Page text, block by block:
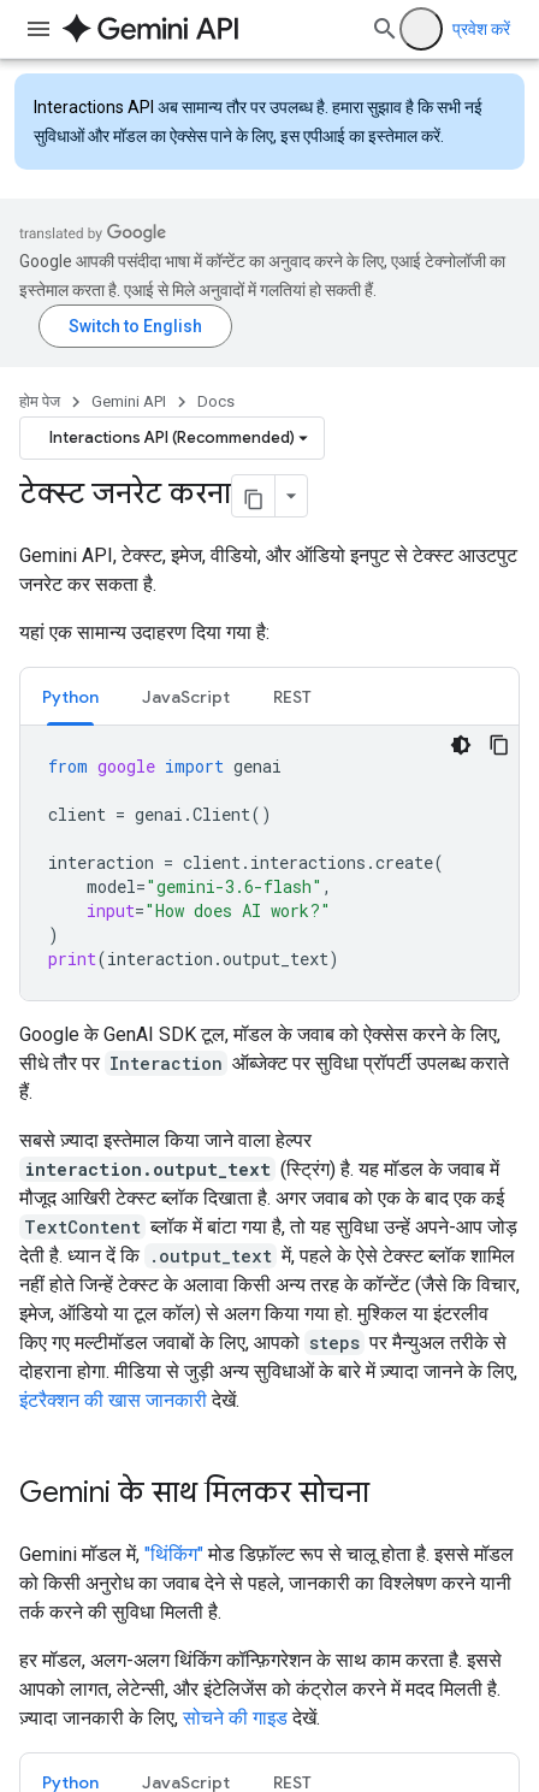
प्रवेश करें
Interactions API अब सामान्य तौर पर उपलब्ध है. हमारा सुझाव है कि सभी नई
सुविधाओं और मॉडल का ऐक्सेस पाने के लिए, इस एपीआई का इस्तेमाल करें.
Google आपकी पसंदीदा भाषा में कॉन्टेंट का अनुवाद करने के लिए, एआई टेक्नोलॉजी का
इस्तेमाल करता है. एआई से मिले अनुवादों में गलतियां हो सकती हैं.
होम पेज Gemini API Docs
Interactions API (Recommended)
टेक्स्ट जनरेट करना
Gemini API, टेक्स्ट, इमेज, वीडियो, और ऑडियो इनपुट से टेक्स्ट आउटपुट
जनरेट कर सकता है.
यहां एक सामान्य उदाहरण दिया गया है:
Python JavaScript REST
from google import genai
client = genai .Client()
interaction = client. interactions .create(
model="gemini-3.6-flash" ,
input="How does AI work?"
)
print(interaction .output_text)
Google के GenAI SDK टूल, मॉडल के जवाब को ऐक्सेस करने के लिए,
सीधे तौर पर Interaction ऑब्जेक्ट पर सुविधा प्रॉपर्टी उपलब्ध कराते
हैं.
सबसे ज़्यादा इस्तेमाल किया जाने वाला हेल्पर
interaction.output_text (स्ट्रिंग) है. यह मॉडल के जवाब में
मौजूद आखिरी टेक्स्ट ब्लॉक दिखाता है. अगर जवाब को एक के बाद एक कई
TextContent ब्लॉक में बांटा गया है, तो यह सुविधा उन्हें अपने-आप जोड़
देती है. ध्यान दें कि .output_text में, पहले के ऐसे टेक्स्ट ब्लॉक शामिल
नहीं होते जिन्हें टेक्स्ट के अलावा किसी अन्य तरह के कॉन्टेंट (जैसे कि विचार,
इमेज, ऑडियो या टूल कॉल) से अलग किया गया हो. मुश्किल या इंटरलीव
किए गए मल्टीमॉडल जवाबों के लिए, आपको steps पर मैन्युअल तरीके से
दोहराना होगा. मीडिया से जुड़ी अन्य सुविधाओं के बारे में ज़्यादा जानने के लिए,
इंटरैक्शन की खास जानकारीदेखें.
Gemini के साथ मिलकर सोचना
Gemini मॉडल में, "थिंकिंग"मोड डिफ़ॉल्ट रूप से चालू होता है. इससे मॉडल
को किसी अनुरोध का जवाब देने से पहले, जानकारी का विश्लेषण करने यानी
तर्क करने की सुविधा मिलती है.
हर मॉडल, अलग-अलग थिंकिंग कॉन्फ़िगरेशन के साथ काम करता है. इससे
आपको लागत, लेटेन्सी, और इंटेलिजेंस को कंट्रोल करने में मदद मिलती है.
ज़्यादा जानकारी के लिए,सोचने की गाइडदेखें.
Python JavaScript REST